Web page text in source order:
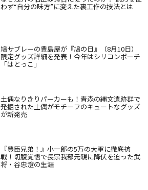
わず“自分の味方”に変えた裏工作の技法とは
鳩サブレーの豊島屋が『鳩の日』（8月10日）
限定グッズ詳細を発表！今年はシリコンポーチ
「はとっこ」
土偶なりきりパーカーも！青森の縄文遺跡群で
発掘された土偶がモチーフのキュートなグッズ
が新発売
『豊臣兄弟！』小一郎の5万の大軍に徹底抗
戦！切腹覚悟で長宗我部元親に降伏を迫った武
将・谷忠澄の生涯